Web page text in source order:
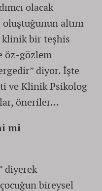
olacak
oluştuğunun altını
klinik bir teşhis
öz-gözlem
diyor. İşte
ve Klinik Psikolog
öneriler…
mi
diyerek
bireysel